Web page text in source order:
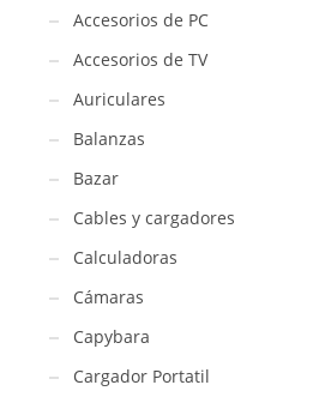
Accesorios de PC
Accesorios de TV
Auriculares
Balanzas
Bazar
Cables y cargadores
Calculadoras
Cámaras
Capybara
Cargador Portatil